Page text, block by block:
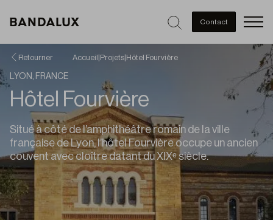
Contact
Retourner Accueil Projets Hôtel Fourvière
LYON, FRANCE
Hôtel Fourvière
Situé à côté de l’amphithéâtre romain de la ville
française de Lyon, l’hôtel Fourvière occupe un ancien
couvent avec cloître datant du XIXᵉ siècle.